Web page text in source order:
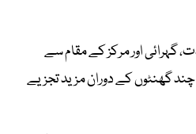
گہرائی اور مرکز کے مقام سے
گھنٹوں کے دوران مزید تجزیے